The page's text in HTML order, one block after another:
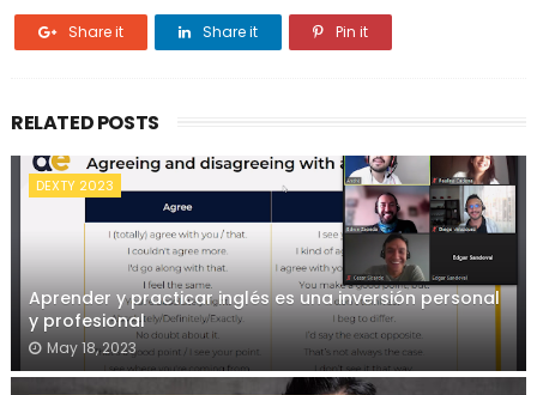
Share it Share it Pin it
RELATED POSTS
DEXTY 2023
Aprender y practicar inglés es una inversión personal
y profesional
May 18, 2023